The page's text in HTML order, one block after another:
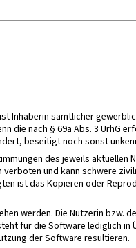
Inhaberin sämtlicher
die nach § 69a Abs. 3
beseitigt noch sonst
des jeweils
und kann schwere
ist das Kopieren oder
werden. Die Nutzerin bzw.
für die Software lediglich
der Software resultieren.